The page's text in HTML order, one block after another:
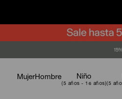
MujerHombre Niño